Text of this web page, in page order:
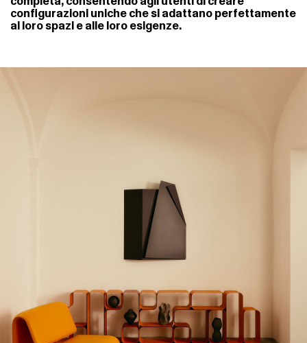
configurazioni uniche che si adattano perfettamente
ai loro spazi e alle loro esigenze.